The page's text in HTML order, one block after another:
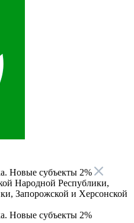
Новые субъекты 2%
Народной Республики,
Запорожской и Херсонской
Новые субъекты 2%